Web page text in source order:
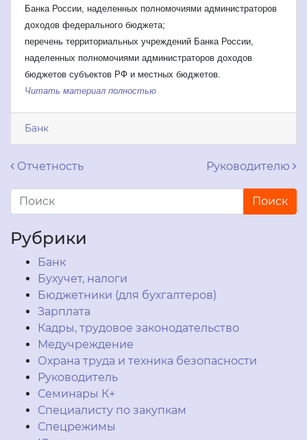
Банка России, наделенных полномочиями администраторов
доходов федерального бюджета;
перечень территориальных учреждений Банка России,
наделенных полномочиями администраторов доходов
бюджетов субъектов РФ и местных бюджетов.
Читать материал полностью
Банк
Навигация по записям
Отчетность Руководителю
Рубрики
Банк
Бухучет, налоги
Бюджетники (для бухгалтеров)
Зарплата
Кадры, трудовое законодательство
Медучреждение
Охрана труда и техника безопасности
Руководитель
Семинары К+
Специалисту по закупкам
Спецрежимы